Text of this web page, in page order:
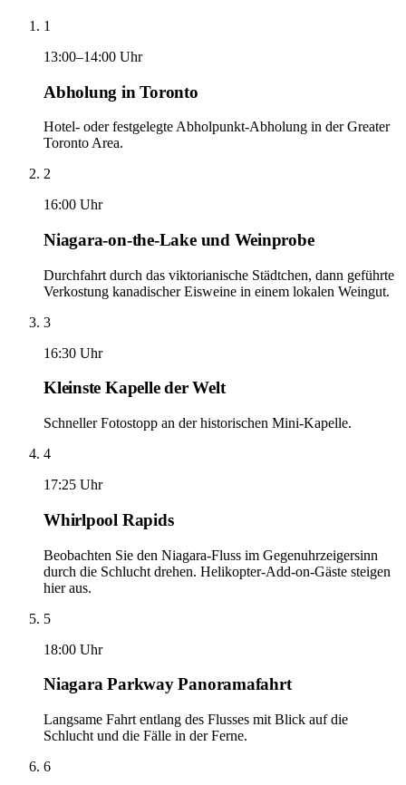
1
13:00–14:00 Uhr
Abholung in Toronto
Hotel- oder festgelegte Abholpunkt-Abholung in der Greater
Toronto Area.
2
16:00 Uhr
Niagara-on-the-Lake und Weinprobe
Durchfahrt durch das viktorianische Städtchen, dann geführte
Verkostung kanadischer Eisweine in einem lokalen Weingut.
3
16:30 Uhr
Kleinste Kapelle der Welt
Schneller Fotostopp an der historischen Mini-Kapelle.
4
17:25 Uhr
Whirlpool Rapids
Beobachten Sie den Niagara-Fluss im Gegenuhrzeigersinn
durch die Schlucht drehen. Helikopter-Add-on-Gäste steigen
hier aus.
5
18:00 Uhr
Niagara Parkway Panoramafahrt
Langsame Fahrt entlang des Flusses mit Blick auf die
Schlucht und die Fälle in der Ferne.
6